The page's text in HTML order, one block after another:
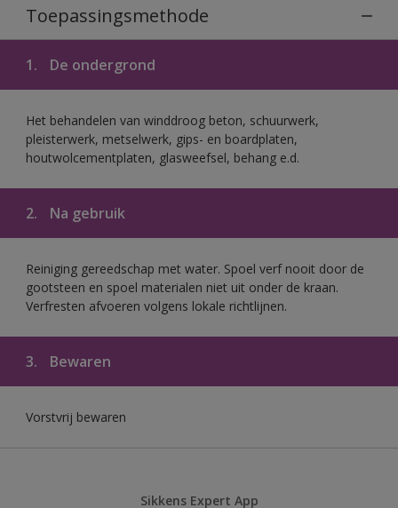
Toepassingsmethode
1. De ondergrond
Het behandelen van winddroog beton, schuurwerk,
pleisterwerk, metselwerk, gips- en boardplaten,
houtwolcementplaten, glasweefsel, behang e.d.
2. Na gebruik
Reiniging gereedschap met water. Spoel verf nooit door de
gootsteen en spoel materialen niet uit onder de kraan.
Verfresten afvoeren volgens lokale richtlijnen.
3. Bewaren
Vorstvrij bewaren
Sikkens Expert App